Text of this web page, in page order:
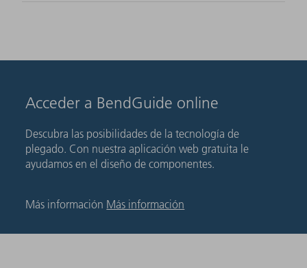
Acceder a BendGuide online
Descubra las posibilidades de la tecnología de
plegado. Con nuestra aplicación web gratuita le
ayudamos en el diseño de componentes.
Más información Más información